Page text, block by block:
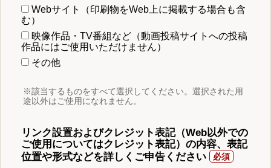
Webサイト（印刷物をWeb上に掲載する場合も含
む）
映像作品・TV番組など（動画投稿サイトへの投稿
作品にはご使用いただけません）
その他
※該当するものをすべて選択してください。選択された用
途以外はご使用になれません。
リンク設置およびクレジット表記（Web以外での
ご使用についてはクレジット表記）の内容、表記
位置や形式などを詳しくご申告ください